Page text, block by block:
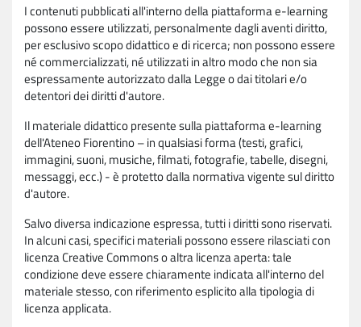
I contenuti pubblicati all'interno della piattaforma e-learning
possono essere utilizzati, personalmente dagli aventi diritto,
per esclusivo scopo didattico e di ricerca; non possono essere
né commercializzati, né utilizzati in altro modo che non sia
espressamente autorizzato dalla Legge o dai titolari e/o
detentori dei diritti d'autore.
Il materiale didattico presente sulla piattaforma e-learning
dell'Ateneo Fiorentino – in qualsiasi forma (testi, grafici,
immagini, suoni, musiche, filmati, fotografie, tabelle, disegni,
messaggi, ecc.) - è protetto dalla normativa vigente sul diritto
d'autore.
Salvo diversa indicazione espressa, tutti i diritti sono riservati.
In alcuni casi, specifici materiali possono essere rilasciati con
licenza Creative Commons o altra licenza aperta: tale
condizione deve essere chiaramente indicata all'interno del
materiale stesso, con riferimento esplicito alla tipologia di
licenza applicata.